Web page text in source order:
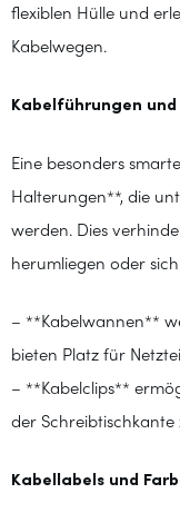
flexiblen Hülle und
Kabelwegen.
Kabelführungen
Eine besonders
Halterungen**, die
werden. Dies
herumliegen oder
– **Kabelwannen**
bieten Platz für
– **Kabelclips**
der Schreibtischkante
Kabellabels und